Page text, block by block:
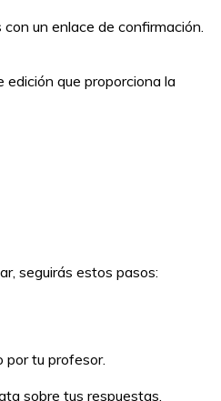
un enlace de confirmación.
que proporciona la
seguirás estos pasos:
por tu profesor.
sobre tus respuestas.